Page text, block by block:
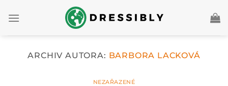
na
ARCHIV AUTORA: BARBORA LACKOVÁ
NEZAŘAZENÉ